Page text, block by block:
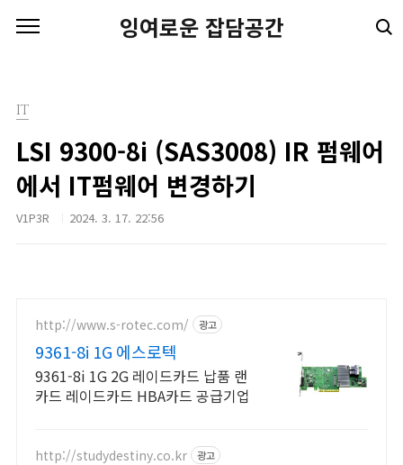
잉여로운 잡담공간
IT
LSI 9300-8i (SAS3008) IR 펌웨어
에서 IT펌웨어 변경하기
V1P3R 2024. 3. 17. 22:56
http://www.s-rotec.com/ 광고
9361-8i 1G 에스로텍
9361-8i 1G 2G 레이드카드 납품 랜
카드 레이드카드 HBA카드 공급기업
http://studydestiny.co.kr 광고